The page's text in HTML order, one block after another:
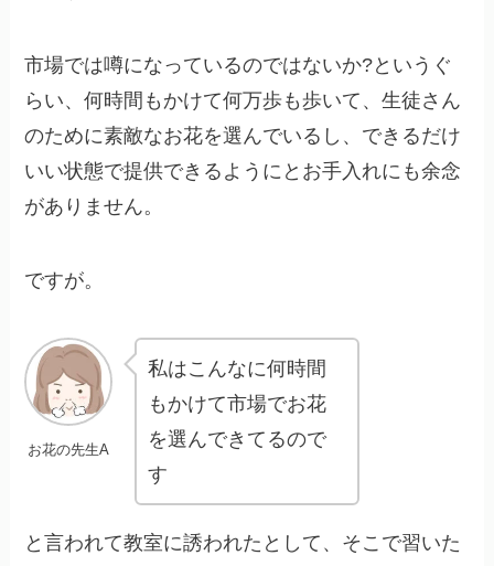
市場では噂になっているのではないか?というぐ
らい、何時間もかけて何万歩も歩いて、生徒さん
のために素敵なお花を選んでいるし、できるだけ
いい状態で提供できるようにとお手入れにも余念
がありません。
ですが。
お花の先生A
私はこんなに何時間
もかけて市場でお花
を選んできてるので
す
と言われて教室に誘われたとして、そこで習いた